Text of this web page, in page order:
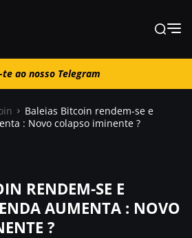
te ao nosso Telegram
te ao nosso Telegram
Baleias Bitcoin rendem-se e
: Novo colapso iminente ?
RENDEM-SE E
AUMENTA : NOVO
?